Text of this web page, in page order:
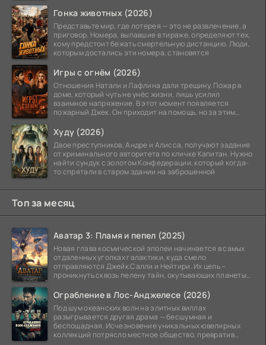
Гонка животных (2026)
Представьте мир, где лотерея — это не развлечение, а
приговор. Номера, выпавшие в тираже, определяют тех,
кому предстоит бежать смертельную дистанцию. Люди,
которым достались эти номера, становятся
Игры с огнём (2026)
Отношения Натали и Лафлина дали трещину. Пожар в
доме, который чуть не унёс жизни, лишь усилил
взаимное напряжение. В этот момент появляется
пожарный Джек. Он приходит на помощь, но за этим
Худу (2026)
Двое преступников, Андре и Алисса, получают задание
от криминального авторитета по кличке Капитан. Нужно
найти сундук с золотом Конфедерации, который когда-
то спрятали в старом здании на заброшенной
Топ за месяц
Аватар 3: Пламя и пепел (2025)
Новая глава космической эпопеи начинается в самых
отдаленных уголках галактики, куда смело
отправляются Джейк Салли и Нейтири. Их цель –
проникнуть сквозь пелену тайн, окутывающих планеты
Ограбление в Лос-Анджелесе (2026)
Под шум океанских волн на элитных виллах
разыгрывается другая драма — бесшумная и
беспощадная. Исчезновение уникальных ювелирных
коллекций потрясло местное общество, превратив